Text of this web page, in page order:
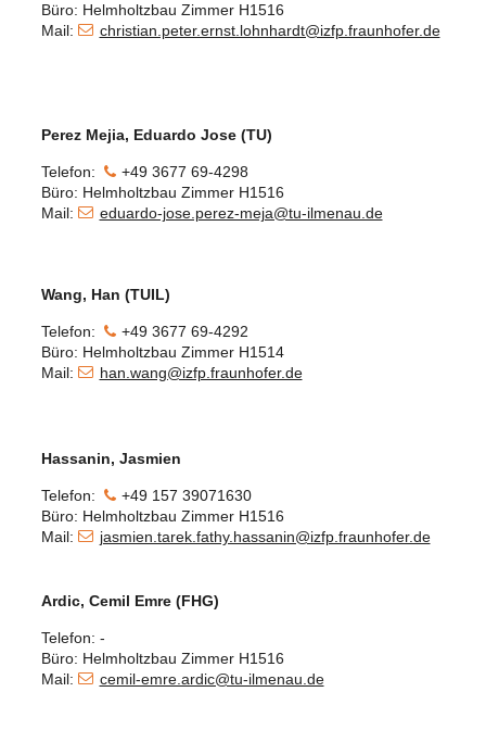
Büro: Helmholtzbau Zimmer H1516
Mail:
christian.peter.ernst.lohnhardt@izfp.fraunhofer.de
Perez Mejia, Eduardo Jose (TU)
Telefon:
+49 3677 69-4298
Büro: Helmholtzbau Zimmer H1516
Mail:
eduardo-jose.perez-meja@tu-ilmenau.de
Wang, Han (TUIL)
Telefon:
+49 3677 69-4292
Büro: Helmholtzbau Zimmer H1514
Mail:
han.wang@izfp.fraunhofer.de
Hassanin, Jasmien
Telefon:
+49 157 39071630
Büro: Helmholtzbau Zimmer H1516
Mail:
jasmien.tarek.fathy.hassanin@izfp.fraunhofer.de
Ardic, Cemil Emre (FHG)
Telefon: -
Büro: Helmholtzbau Zimmer H1516
Mail:
cemil-emre.ardic@tu-ilmenau.de